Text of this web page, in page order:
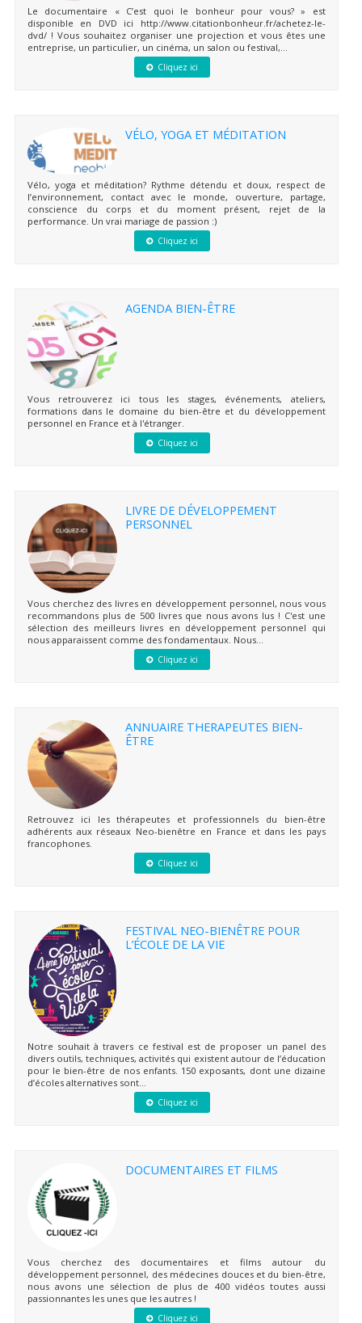
Le documentaire « C’est quoi le bonheur pour vous? » est
disponible en DVD ici http://www.citationbonheur.fr/achetez-le-
dvd/ ! Vous souhaitez organiser une projection et vous êtes une
entreprise, un particulier, un cinéma, un salon ou festival,...
Cliquez ici
VÉLO, YOGA ET MÉDITATION
Vélo, yoga et méditation? Rythme détendu et doux, respect de
l’environnement, contact avec le monde, ouverture, partage,
conscience du corps et du moment présent, rejet de la
performance. Un vrai mariage de passion :)
Cliquez ici
AGENDA BIEN-ÊTRE
Vous retrouverez ici tous les stages, événements, ateliers,
formations dans le domaine du bien-être et du développement
personnel en France et à l'étranger.
Cliquez ici
LIVRE DE DÉVELOPPEMENT
PERSONNEL
Vous cherchez des livres en développement personnel, nous vous
recommandons plus de 500 livres que nous avons lus ! C'est une
sélection des meilleurs livres en développement personnel qui
nous apparaissent comme des fondamentaux. Nous...
Cliquez ici
ANNUAIRE THERAPEUTES BIEN-
ÊTRE
Retrouvez ici les thérapeutes et professionnels du bien-être
adhérents aux réseaux Neo-bienêtre en France et dans les pays
francophones.
Cliquez ici
FESTIVAL NEO-BIENÊTRE POUR
L’ÉCOLE DE LA VIE
Notre souhait à travers ce festival est de proposer un panel des
divers outils, techniques, activités qui existent autour de l’éducation
pour le bien-être de nos enfants. 150 exposants, dont une dizaine
d’écoles alternatives sont...
Cliquez ici
DOCUMENTAIRES ET FILMS
Vous cherchez des documentaires et films autour du
développement personnel, des médecines douces et du bien-être,
nous avons une sélection de plus de 400 vidéos toutes aussi
passionnantes les unes que les autres !
Cliquez ici